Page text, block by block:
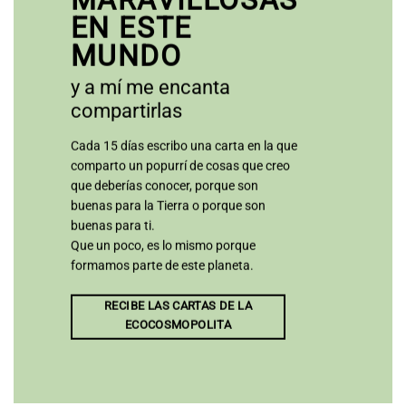
EN ESTE
MUNDO
y a mí me encanta
compartirlas
Cada 15 días escribo una carta en la que
comparto un popurrí de cosas que creo
que deberías conocer, porque son
buenas para la Tierra o porque son
buenas para ti.
Que un poco, es lo mismo porque
formamos parte de este planeta.
RECIBE LAS CARTAS DE LA
ECOCOSMOPOLITA